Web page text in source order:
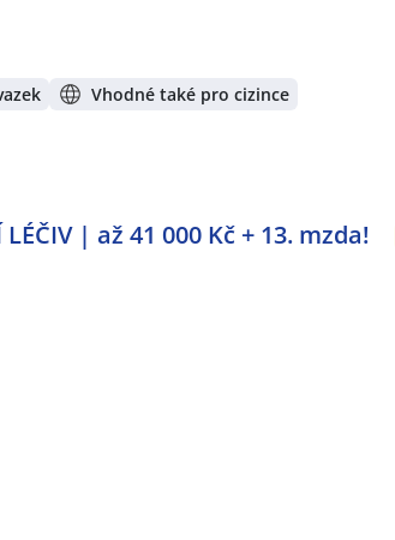
Vhodné také pro cizince
| až 41 000 Kč + 13. mzda!